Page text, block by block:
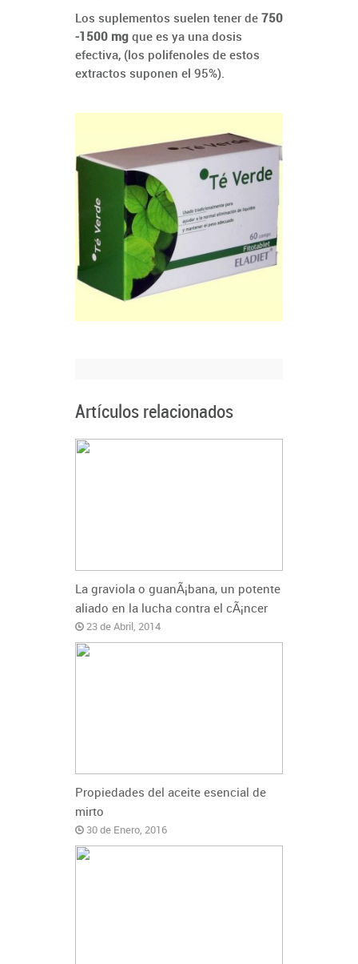
Los suplementos suelen tener de 750
-1500 mg que es ya una dosis
efectiva, (los polifenoles de estos
extractos suponen el 95%).
Artículos relacionados
La graviola o guanÃ¡bana, un potente
aliado en la lucha contra el cÃ¡ncer
23 de Abril, 2014
Propiedades del aceite esencial de
mirto
30 de Enero, 2016